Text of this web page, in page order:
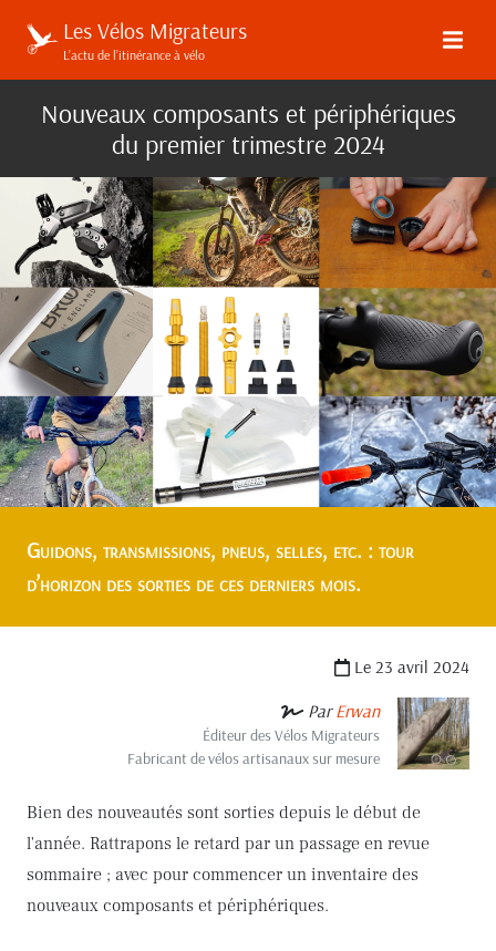
Les Vélos Migrateurs
L’actu de l’itinérance à vélo
Nouveaux composants et périphériques
du premier trimestre 2024
Guidons, transmissions, pneus, selles, etc. : tour
d’horizon des sorties de ces derniers mois.
Le 23 avril 2024
ParErwan
Éditeur des Vélos Migrateurs
Fabricant de vélos artisanaux sur mesure
Bien des nouveautés sont sorties depuis le début de
l'année. Rattrapons le retard par un passage en revue
sommaire ; avec pour commencer un inventaire des
nouveaux composants et périphériques.